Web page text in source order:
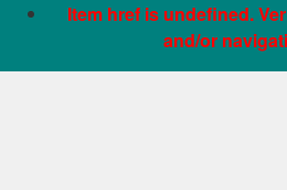
Item href is undefined.
and/or